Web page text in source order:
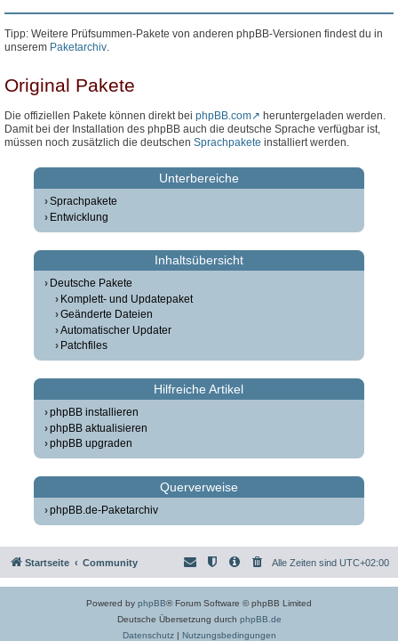
Tipp: Weitere Prüfsummen-Pakete von anderen phpBB-Versionen findest du in
unserem Paketarchiv.
Original Pakete
Die offiziellen Pakete können direkt bei phpBB.com
heruntergeladen werden.
Damit bei der Installation des phpBB auch die deutsche Sprache verfügbar ist,
müssen noch zusätzlich die deutschen Sprachpakete installiert werden.
Unterbereiche
Sprachpakete
Entwicklung
Inhaltsübersicht
Deutsche Pakete
Komplett- und Updatepaket
Geänderte Dateien
Automatischer Updater
Patchfiles
Hilfreiche Artikel
phpBB installieren
phpBB aktualisieren
phpBB upgraden
Querverweise
phpBB.de-Paketarchiv
Startseite Community Alle Zeiten sind UTC+02:00
Powered by phpBB® Forum Software © phpBB Limited
Deutsche Übersetzung durch phpBB.de
Datenschutz| Nutzungsbedingungen